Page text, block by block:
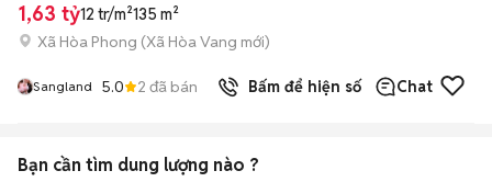
1,63 tỷ12 tr/m²135 m²
Xã Hòa Phong (Xã Hòa Vang mới)
Sangland 5.0 2 đã bán Bấm để hiện số Chat
Bạn cần tìm dung lượng nào ?